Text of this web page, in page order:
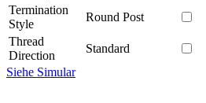
Termination
Style
Round Post
Thread
Direction
Standard
Siehe Simular